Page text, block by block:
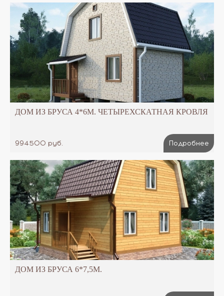
ДОМ ИЗ БРУСА 4*6М. ЧЕТЫРЕХСКАТНАЯ КРОВЛЯ
994500 руб. Подробнее
ДОМ ИЗ БРУСА 6*7,5М.